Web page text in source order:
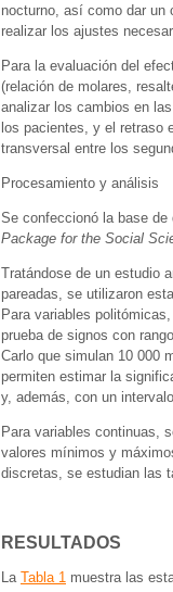
nocturno, así como dar un
realizar los ajustes
Para la evaluación del
(relación de molares,
analizar los cambios en
los pacientes, y el retraso
transversal entre los
Procesamiento y análisis
Se confeccionó la base
Package for the Social
Tratándose de un estudio
pareadas, se utilizaron
Para variables
prueba de signos con
Carlo que simulan 10 000
permiten estimar la
y, además, con un
Para variables continuas,
valores mínimos y
discretas, se estudian las
RESULTADOS
La Tabla 1 muestra las